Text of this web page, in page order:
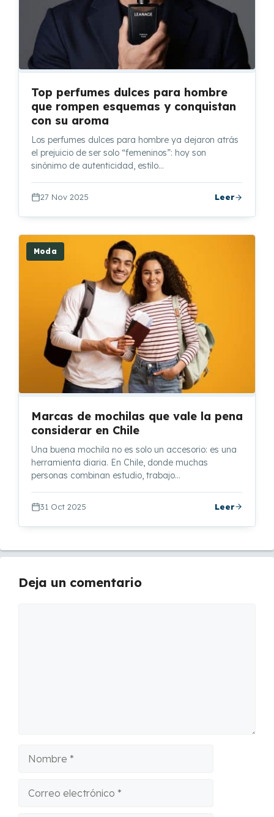
Top perfumes dulces para hombre
que rompen esquemas y conquistan
con su aroma
Los perfumes dulces para hombre ya dejaron atrás
el prejuicio de ser solo “femeninos”: hoy son
sinónimo de autenticidad, estilo…
27 Nov 2025 Leer
Moda
Marcas de mochilas que vale la pena
considerar en Chile
Una buena mochila no es solo un accesorio: es una
herramienta diaria. En Chile, donde muchas
personas combinan estudio, trabajo…
31 Oct 2025 Leer
Deja un comentario
electrónico